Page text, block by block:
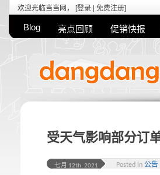
欢迎光临当当网， [登录 免费注册]
Blog 亮点回顾 促销快报
受天气影响部分订
七月 12th, 2021 Posted in 公告